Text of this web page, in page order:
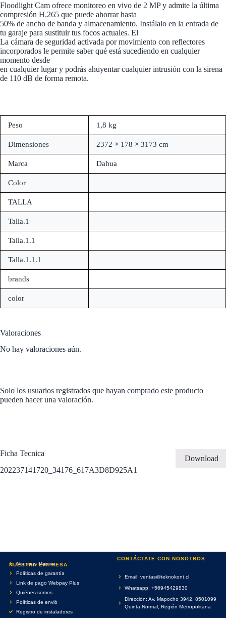
Floodlight Cam ofrece monitoreo en vivo de 2 MP y admite la última
compresión H.265 que puede ahorrar hasta
50% de ancho de banda y almacenamiento. Instálalo en la entrada de
tu garaje para sustituir tus focos actuales. El
La cámara de seguridad activada por movimiento con reflectores
incorporados le permite saber qué está sucediendo en cualquier
momento desde
en cualquier lugar y podrás ahuyentar cualquier intrusión con la sirena
de 110 dB de forma remota.
Peso 1,8 kg
Dimensiones 2372 × 178 × 3173 cm
Marca Dahua
Color
TALLA
Talla.1
Talla.1.1
Talla.1.1.1
brands
color
Valoraciones
No hay valoraciones aún.
Solo los usuarios registrados que hayan comprado este producto
pueden hacer una valoración.
Ficha Tecnica
Download
202237141720_34176_617A3D8D925A1
NUESTRA EMPRESA
Nuestras Marcas
Políticas de garantía
Link de pago Webpay Plus
Quiénes somos
Políticas de envió
Registro de instaladores
CONTÁCTATE CON NOSOTROS
Email: ventas@teknokont.cl
Whatsapp: +56945429830
Dirección: Av. Mapocho 3942, 8501099
Quinta Normal, Región Metropolitana